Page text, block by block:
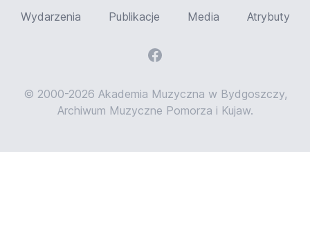
Wydarzenia Publikacje Media Atrybuty
© 2000-2026 Akademia Muzyczna w Bydgoszczy,
Archiwum Muzyczne Pomorza i Kujaw.